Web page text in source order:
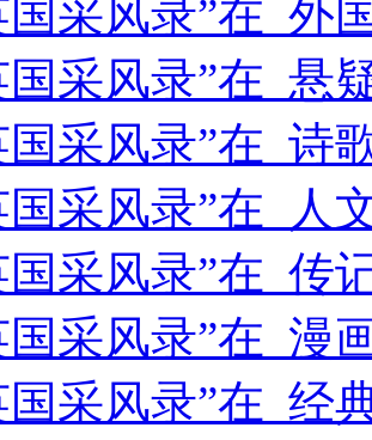
国采风录”在 外
国采风录”在 悬
国采风录”在 诗
国采风录”在 人
国采风录”在 传
国采风录”在 漫
国采风录”在 经